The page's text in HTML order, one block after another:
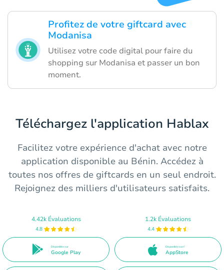
Profitez de votre giftcard avec
Modanisa
Utilisez votre code digital pour faire du
shopping sur Modanisa et passer un bon
moment.
Téléchargez l'application Hablax
Facilitez votre expérience d'achat avec notre
application disponible au Bénin. Accédez à
toutes nos offres de giftcards en un seul endroit.
Rejoignez des milliers d'utilisateurs satisfaits.
4.42k Évaluations
4.8
Disponible sur
Google Play
1.2k Évaluations
4.4
Disponible sur l'
AppStore